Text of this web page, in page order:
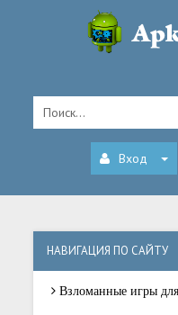
Вход
НАВИГАЦИЯ ПО САЙТУ
Взломанные игры